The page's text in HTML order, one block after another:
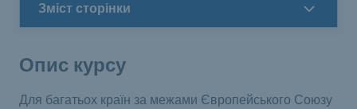
Зміст сторінки
Опис курсу
Для багатьох країн за межами Європейського Союзу